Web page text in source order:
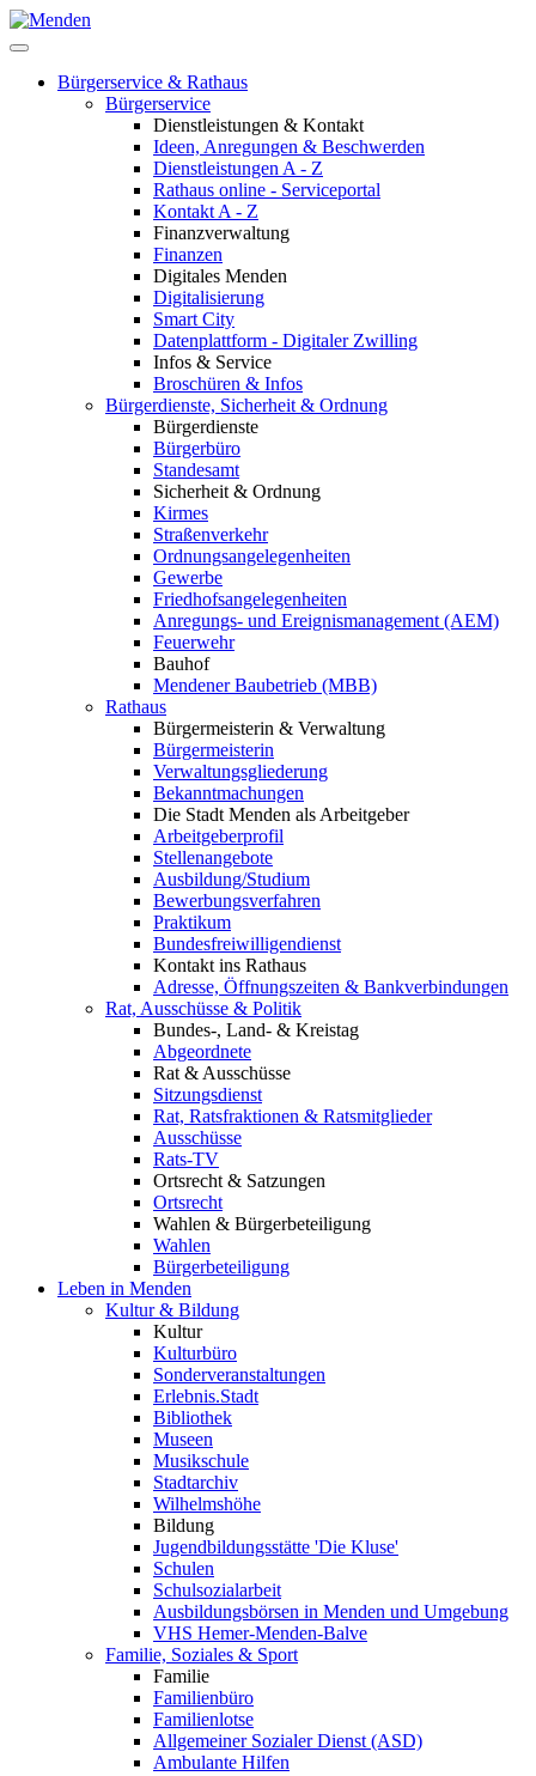
Bürgerservice & Rathaus
Bürgerservice
Dienstleistungen & Kontakt
Ideen, Anregungen & Beschwerden
Dienstleistungen A - Z
Rathaus online - Serviceportal
Kontakt A - Z
Finanzverwaltung
Finanzen
Digitales Menden
Digitalisierung
Smart City
Datenplattform - Digitaler Zwilling
Infos & Service
Broschüren & Infos
Bürgerdienste, Sicherheit & Ordnung
Bürgerdienste
Bürgerbüro
Standesamt
Sicherheit & Ordnung
Kirmes
Straßenverkehr
Ordnungsangelegenheiten
Gewerbe
Friedhofsangelegenheiten
Anregungs- und Ereignismanagement (AEM)
Feuerwehr
Bauhof
Mendener Baubetrieb (MBB)
Rathaus
Bürgermeisterin & Verwaltung
Bürgermeisterin
Verwaltungsgliederung
Bekanntmachungen
Die Stadt Menden als Arbeitgeber
Arbeitgeberprofil
Stellenangebote
Ausbildung/Studium
Bewerbungsverfahren
Praktikum
Bundesfreiwilligendienst
Kontakt ins Rathaus
Adresse, Öffnungszeiten & Bankverbindungen
Rat, Ausschüsse & Politik
Bundes-, Land- & Kreistag
Abgeordnete
Rat & Ausschüsse
Sitzungsdienst
Rat, Ratsfraktionen & Ratsmitglieder
Ausschüsse
Rats-TV
Ortsrecht & Satzungen
Ortsrecht
Wahlen & Bürgerbeteiligung
Wahlen
Bürgerbeteiligung
Leben in Menden
Kultur & Bildung
Kultur
Kulturbüro
Sonderveranstaltungen
Erlebnis.Stadt
Bibliothek
Museen
Musikschule
Stadtarchiv
Wilhelmshöhe
Bildung
Jugendbildungsstätte 'Die Kluse'
Schulen
Schulsozialarbeit
Ausbildungsbörsen in Menden und Umgebung
VHS Hemer-Menden-Balve
Familie, Soziales & Sport
Familie
Familienbüro
Familienlotse
Allgemeiner Sozialer Dienst (ASD)
Ambulante Hilfen